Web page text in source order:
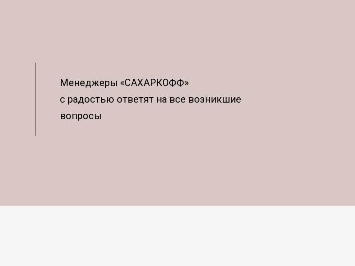
Менеджеры «САХАРКОФФ»
с радостью ответят на все возникшие
вопросы